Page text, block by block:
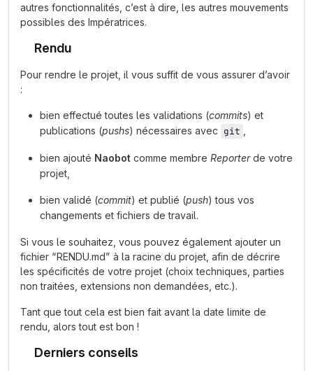
autres fonctionnalités, c’est à dire, les autres mouvements
possibles des Impératrices.
Rendu
Pour rendre le projet, il vous suffit de vous assurer d’avoir
:
bien effectué toutes les validations (commits) et
publications (pushs) nécessaires avec git
bien ajouté Naobot comme membre Reporterde votre
projet,
bien validé (commit) et publié (push) tous vos
changements et fichiers de travail.
Si vous le souhaitez, vous pouvez également ajouter un
fichier “RENDU.md” à la racine du projet, afin de décrire
les spécificités de votre projet (choix techniques, parties
non traitées, extensions non demandées, etc.).
Tant que tout cela est bien fait avant la date limite de
rendu, alors tout est bon !
Derniers conseils